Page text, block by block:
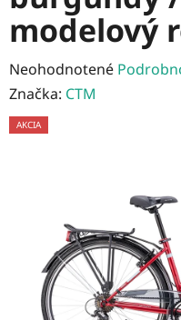
modelový
Priemerné
hodnotenie
produktu
hviezdičiek.
Neohodnotené
Značka: CTM
AKCIA